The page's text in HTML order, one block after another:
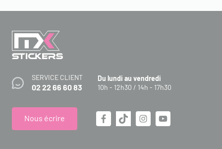
SERVICE CLIENT
02 22 66 60 83
Du lundi au vendredi
10h - 12h30 / 14h - 17h30
Nous écrire